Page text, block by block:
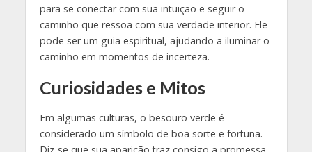
para se conectar com sua intuição e seguir o
caminho que ressoa com sua verdade interior. Ele
pode ser um guia espiritual, ajudando a iluminar o
caminho em momentos de incerteza.
Curiosidades e Mitos
Em algumas culturas, o besouro verde é
considerado um símbolo de boa sorte e fortuna.